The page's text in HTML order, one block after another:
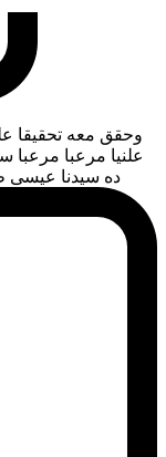
وحقق معه تحقيقا
علنيا مرعبا مرعبا
ده سيدنا عيسى